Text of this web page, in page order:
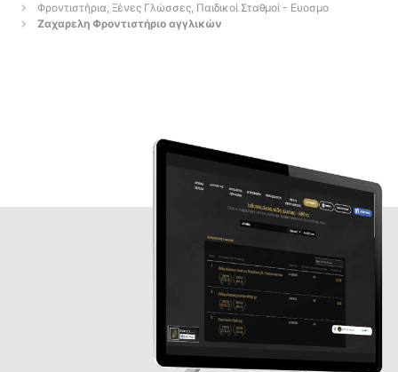
Φροντιστήρια, Ξένες Γλώσσες, Παιδικοί Σταθμοί - Ευοσμο
Ζαχαρελη Φροντιστήριο αγγλικών